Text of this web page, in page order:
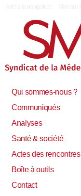
Qui sommes-nous ?
Communiqués
Analyses
Santé & société
Actes des rencontres
Boîte à outils
Contact